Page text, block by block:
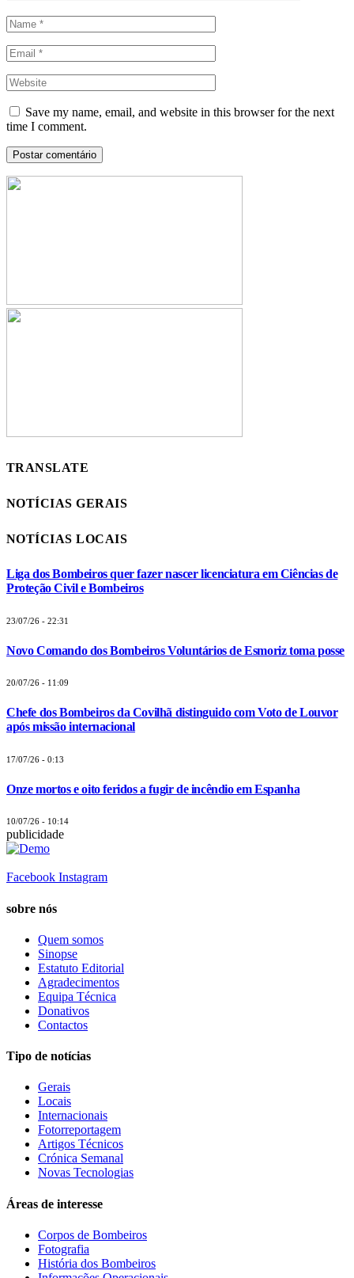
Save my name, email, and website in this browser for the next
time I comment.
TRANSLATE
NOTÍCIAS GERAIS
NOTÍCIAS LOCAIS
Liga dos Bombeiros quer fazer nascer licenciatura em Ciências de
Proteção Civil e Bombeiros
23/07/26 - 22:31
Novo Comando dos Bombeiros Voluntários de Esmoriz toma posse
20/07/26 - 11:09
Chefe dos Bombeiros da Covilhã distinguido com Voto de Louvor
após missão internacional
17/07/26 - 0:13
Onze mortos e oito feridos a fugir de incêndio em Espanha
10/07/26 - 10:14
publicidade
Facebook Instagram
sobre nós
Quem somos
Sinopse
Estatuto Editorial
Agradecimentos
Equipa Técnica
Donativos
Contactos
Tipo de notícias
Gerais
Locais
Internacionais
Fotorreportagem
Artigos Técnicos
Crónica Semanal
Novas Tecnologias
Áreas de interesse
Corpos de Bombeiros
Fotografia
História dos Bombeiros